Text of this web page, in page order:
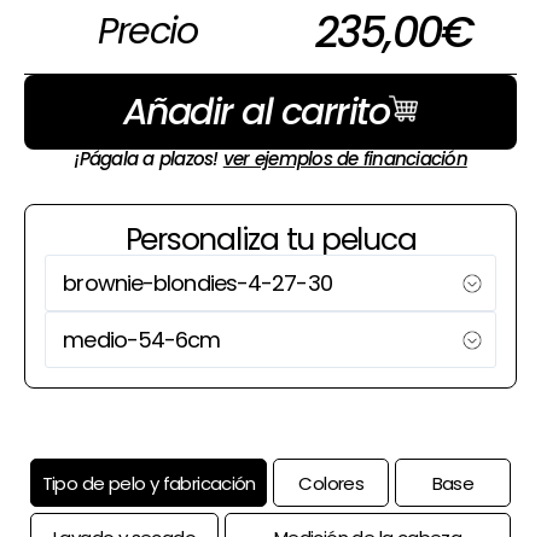
Precio 235,00€
Añadir al carrito
¡Págala a plazos! ver ejemplos de financiación
Personaliza tu peluca
Tipo de pelo y fabricación Colores Base